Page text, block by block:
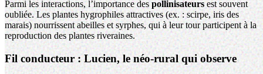
Parmi les interactions, l’importance des pollinisateurs est souvent
oubliée. Les plantes hygrophiles attractives (ex. : scirpe, iris des
marais) nourrissent abeilles et syrphes, qui à leur tour participent à la
reproduction des plantes riveraines.
Fil conducteur : Lucien, le néo-rural qui observe